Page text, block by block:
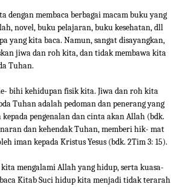
dengan membaca berbagai macam buku yang
novel, buku pelajaran, buku kesehatan, dll
yang kita baca. Namun, sangat disayangkan,
jiwa dan roh kita, dan tidak membawa kita
Tuhan.
bihi kehidupan fisik kita. Jiwa dan roh kita
Tuhan adalah pedoman dan penerang yang
pengenalan dan cinta akan Allah (bdk.
dan kehendak Tuhan, memberi hik- mat
iman kepada Kristus Yesus (bdk. 2Tim 3: 15).
mengalami Allah yang hidup, serta kuasa-
Kitab Suci hidup kita menjadi tidak terarah